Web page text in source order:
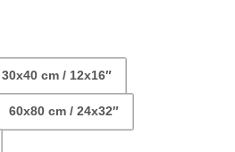
30x40 cm / 12x16″
60x80 cm / 24x32″